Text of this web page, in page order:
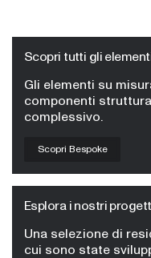
Scopri tutti gli
Gli elementi su
componenti
complessivo.
Scopri Bespoke
Esplora i nostri
Una selezione di
cui sono state